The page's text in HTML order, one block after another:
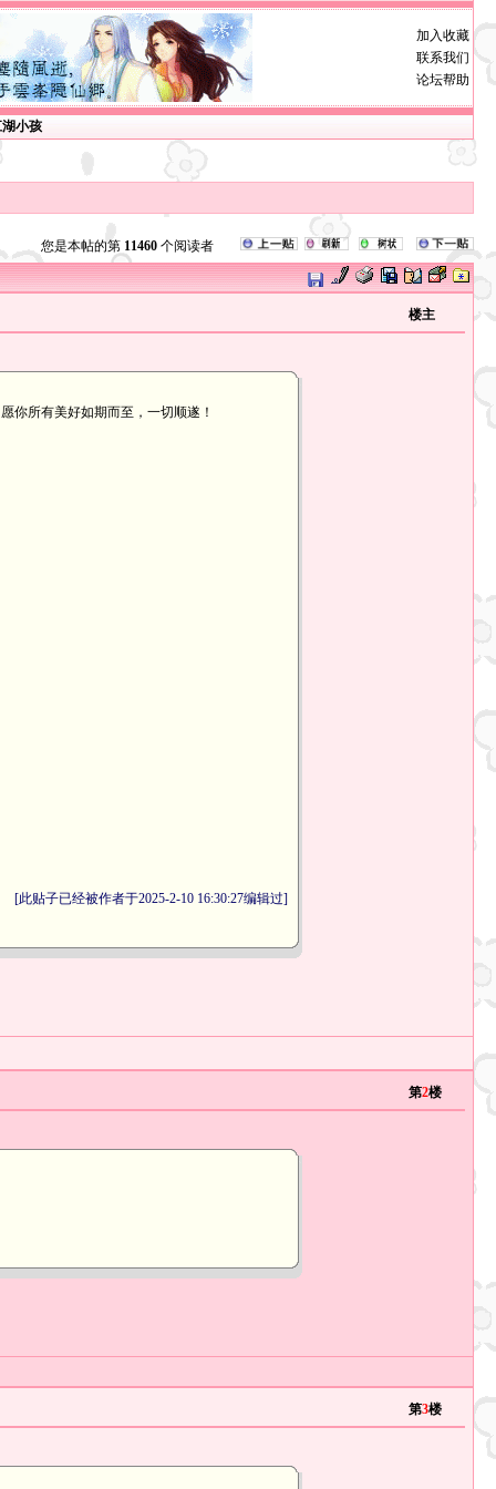
加入收藏
联系我们
论坛帮助
小孩
您是本帖的第 11460个阅读者
楼主
你所有美好如期而至，一切顺遂！
[此贴子已经被作者于2025-2-10 16:30:27编辑过]
第2楼
第3楼